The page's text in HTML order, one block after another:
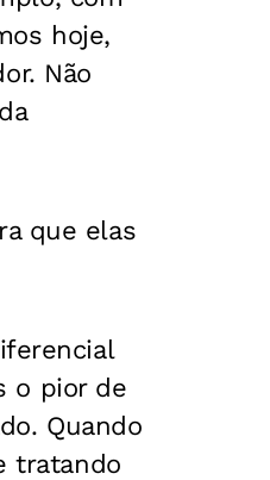
hoje,
Não
que elas
o pior de
Quando
tratando